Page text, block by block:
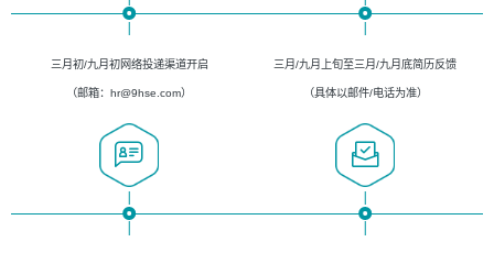
三月初/九月初网络投递渠道开启
（邮箱：hr@9hse.com）
三月/九月上旬至三月/九月底简历反馈
（具体以邮件/电话为准）